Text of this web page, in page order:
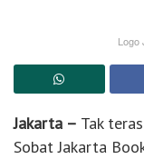
Logo
Jakarta – Tak
Sobat Jakarta